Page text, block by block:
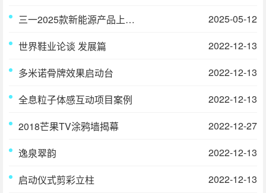
三一2025款新能源产品上市发布会暨广东三一开业盛典
2025-05-12
世界鞋业论谈 发展篇
2022-12-13
多米诺骨牌效果启动台
2022-12-13
全息粒子体感互动项目案例
2022-12-13
2018芒果TV涂鸦墙揭幕
2022-12-27
逸泉翠韵
2022-12-13
启动仪式剪彩立柱
2022-12-13